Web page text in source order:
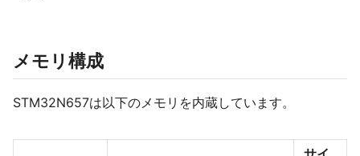
メモリ構成
STM32N657は以下のメモリを内蔵しています。